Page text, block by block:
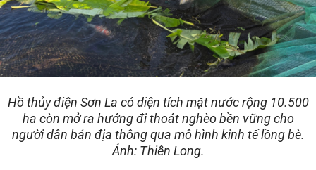
Hồ thủy điện Sơn La có diện tích mặt nước rộng 10.500
ha còn mở ra hướng đi thoát nghèo bền vững cho
người dân bản địa thông qua mô hình kinh tế lồng bè.
Ảnh: Thiên Long.